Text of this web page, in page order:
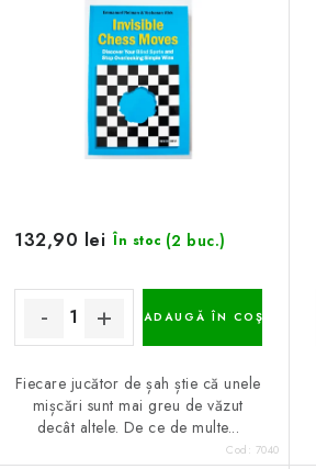
În stoc (2 buc.)
132,90 lei
ADAUGĂ ÎN COŞ
Fiecare jucător de șah știe că unele
mișcări sunt mai greu de văzut
decât altele. De ce de multe...
Cod: 7040